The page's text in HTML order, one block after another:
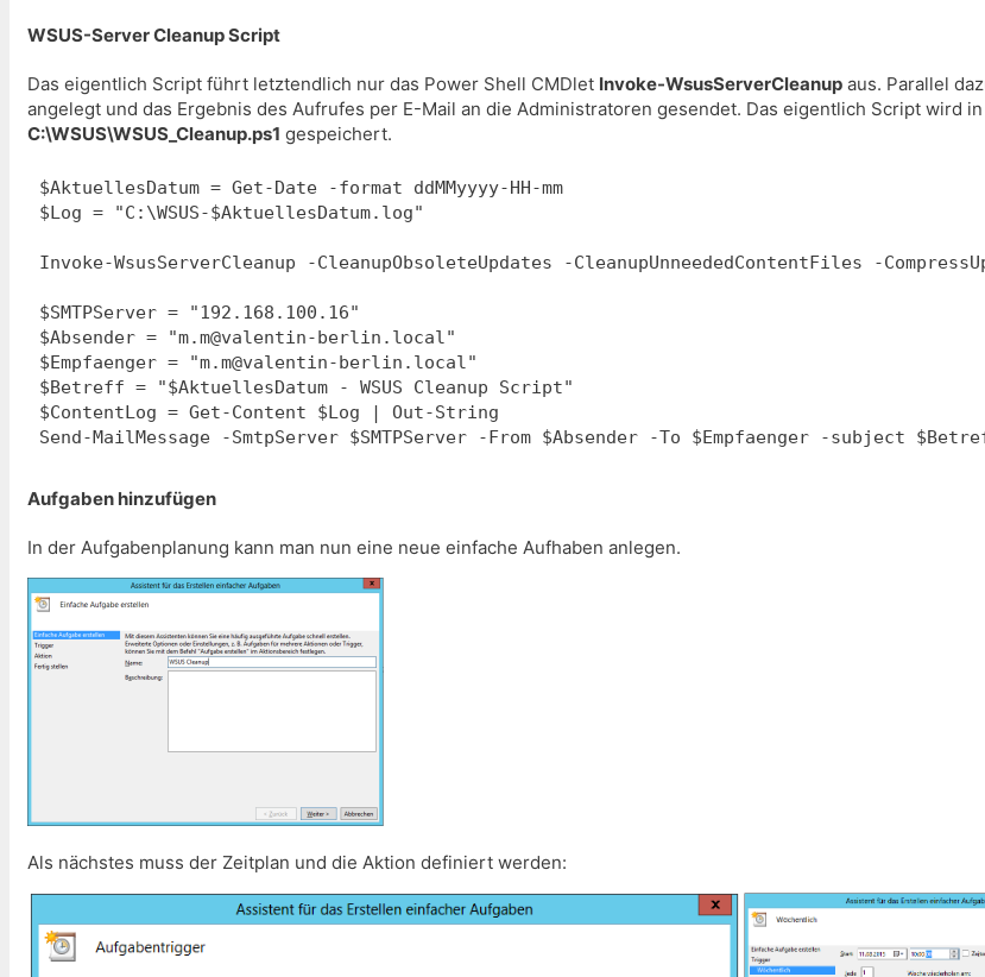
WSUS-Server Cleanup Script
Das eigentlich Script führt letztendlich nur das Power Shell CMDlet Invoke-WsusServerCleanup aus. Parallel
angelegt und das Ergebnis des Aufrufes per E-Mail an die Administratoren gesendet. Das eigentlich Script wird
C:\WSUS\WSUS_Cleanup.ps1 gespeichert.
$AktuellesDatum = Get-Date -format ddMMyyyy-HH-mm
$Log = "C:\WSUS-$AktuellesDatum.log"
Invoke-WsusServerCleanup -CleanupObsoleteUpdates -CleanupUnneededContentFiles -
$SMTPServer = "192.168.100.16"
$Absender = "m.m@valentin-berlin.local"
$Empfaenger = "m.m@valentin-berlin.local"
$Betreff = "$AktuellesDatum - WSUS Cleanup Script"
$ContentLog = Get-Content $Log | Out-String
Send-MailMessage -SmtpServer $SMTPServer -From $Absender -To $Empfaenger -subject
Aufgaben hinzufügen
In der Aufgabenplanung kann man nun eine neue einfache Aufhaben anlegen.
Als nächstes muss der Zeitplan und die Aktion definiert werden: